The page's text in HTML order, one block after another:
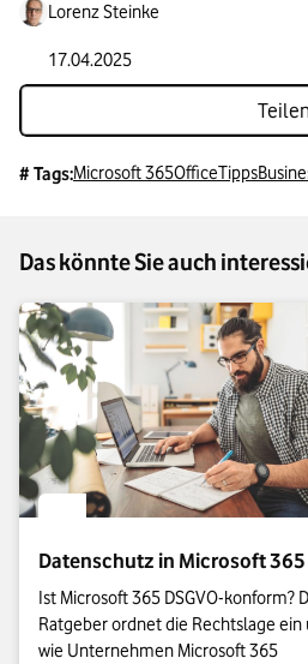
Lorenz Steinke
17.04.2025
# Tags:Microsoft 365OfficeTipps
Das könnte Sie auch
Datenschutz in Microsoft 365
Ist Microsoft 365 DSGVO-konform?
Ratgeber ordnet die Rechtslage ein
wie Unternehmen Microsoft 365